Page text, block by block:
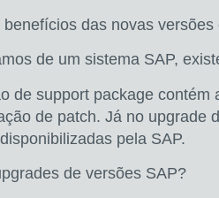
benefícios das novas
de um sistema SAP,
de support package
de patch. Já no upgrade
pela SAP.
de versões SAP?